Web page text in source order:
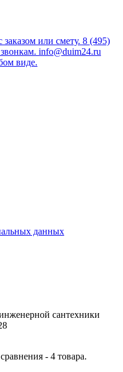
заказом или смету. 8 (495)
info@duim24.ru
виде.
данных
сантехники
- 4 товара.